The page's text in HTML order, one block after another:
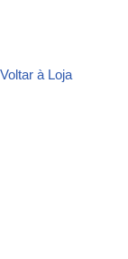
Voltar à Loja